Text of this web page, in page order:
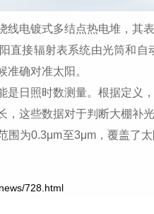
镀式多结点热电堆，其
直接辐射表系统由光筒和
确对准太阳。
照时数测量。根据定义，
这些数据对于判断大棚补
为0.3μm至3μm，覆盖了太
728.html